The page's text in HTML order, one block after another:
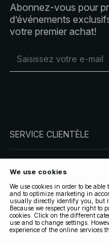
Abonnez-vous pour
d’événements
votre premier achat!
SERVICE CLIENTÈLE
SUIVEZ-NOUS
LÉGAL